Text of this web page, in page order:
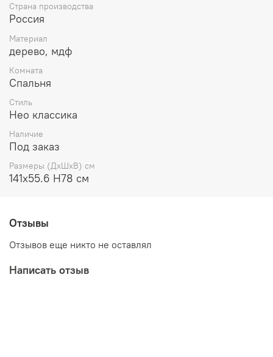
Страна производства
Россия
Материал
дерево, мдф
Комната
Спальня
Стиль
Нео классика
Наличие
Под заказ
Размеры (ДхШхВ) см
141х55.6 Н78 см
Отзывы
Отзывов еще никто не оставлял
Написать отзыв